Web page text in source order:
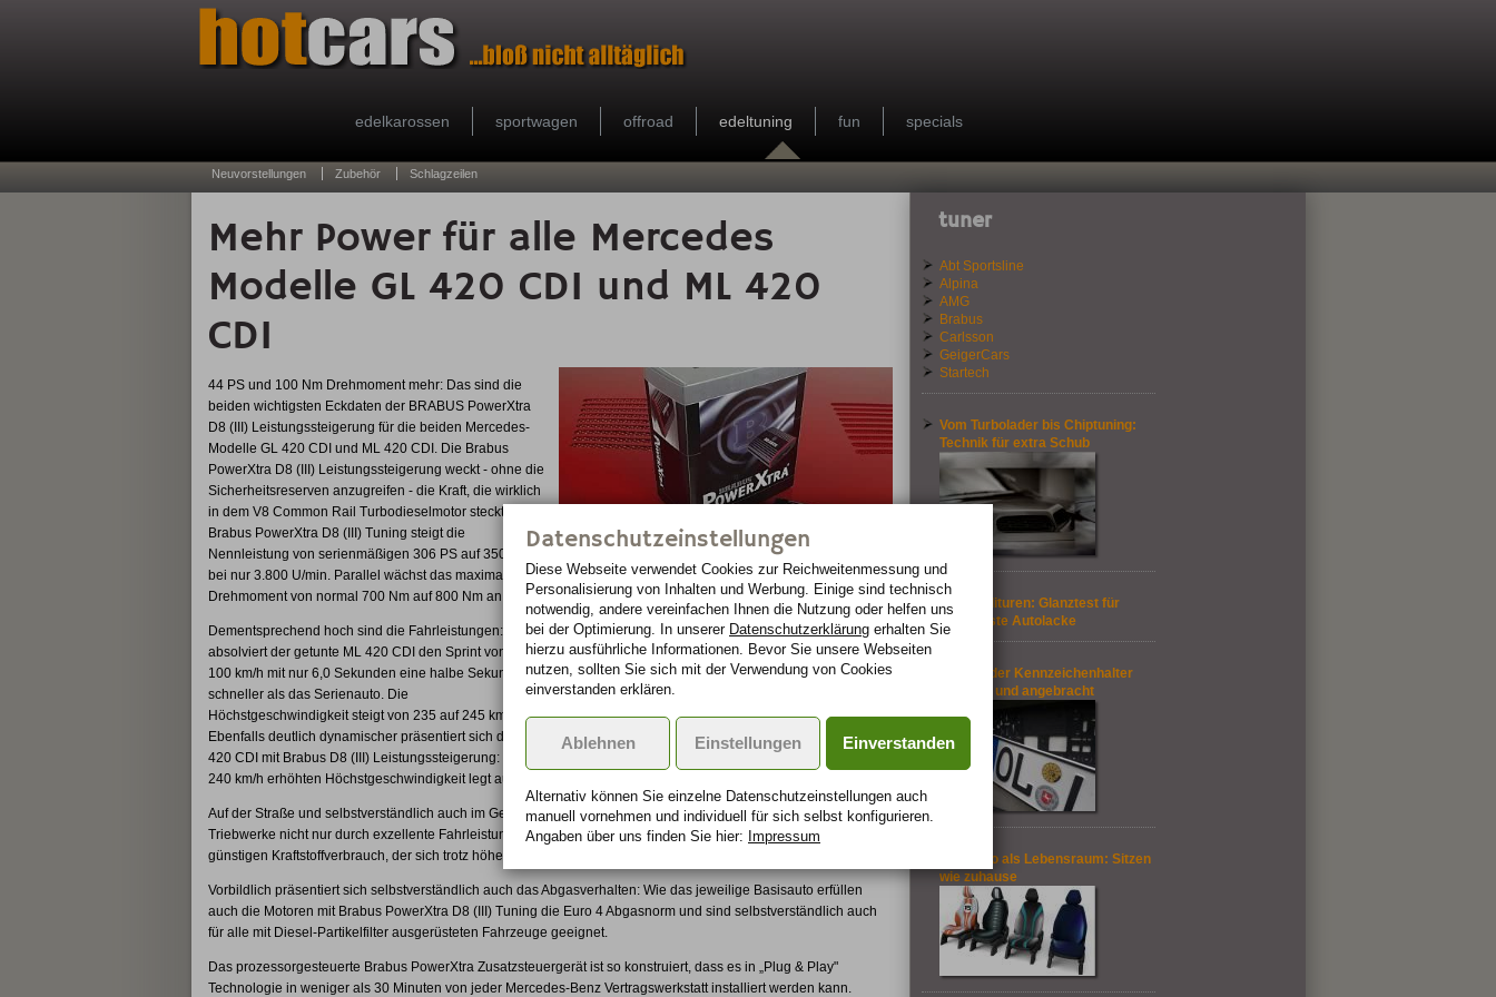
edelkarossen sportwagen offroad edeltuning fun specials
Neuvorstellungen Zubehör Schlagzeilen
Mehr Power für alle Mercedes
Modelle GL 420 CDI und ML 420
CDI
44 PS und 100 Nm Drehmoment mehr: Das sind die
beiden wichtigsten Eckdaten der BRABUS PowerXtra
D8 (III) Leistungssteigerung für die beiden Mercedes-
Modelle GL 420 CDI und ML 420 CDI. Die Brabus
PowerXtra D8 (III) Leistungssteigerung weckt - ohne die
Sicherheitsreserven anzugreifen - die Kraft, die wirklich
in dem V8 Common Rail Turbodieselmotor steckt. Mit
Brabus PowerXtra D8 (III) Tuning steigt die
Nennleistung von serienmäßigen 306 PS auf 350 PS
bei nur 3.800 U/min. Parallel wächst das maximale
Drehmoment von normal 700 Nm auf 800 Nm an.
Dementsprechend hoch sind die Fahrleistungen: So
absolviert der getunte ML 420 CDI den Sprint von 0 –
100 km/h mit nur 6,0 Sekunden eine halbe Sekunde
schneller als das Serienauto. Die
Höchstgeschwindigkeit steigt von 235 auf 245 km/h.
Ebenfalls deutlich dynamischer präsentiert sich der GL
420 CDI mit Brabus D8 (III) Leistungssteigerung: Mit 7,1 statt 7,6 Sekunden bis Tempo 100 und einer von 230 auf
240 km/h erhöhten Höchstgeschwindigkeit legt auch der große SUV deutlich zu.
Auf der Straße und selbstverständlich auch im Gelände überzeugen die von Brabus leistungsgesteigerten CDI
Triebwerke nicht nur durch exzellente Fahrleistungen, sondern vor allem durch hohe Durchzugswerte und einen
günstigen Kraftstoffverbrauch, der sich trotz höherer Leistungswerte auf Serienniveau befindet.
Vorbildlich präsentiert sich selbstverständlich auch das Abgasverhalten: Wie das jeweilige Basisauto erfüllen
auch die Motoren mit Brabus PowerXtra D8 (III) Tuning die Euro 4 Abgasnorm und sind selbstverständlich auch
für alle mit Diesel-Partikelfilter ausgerüsteten Fahrzeuge geeignet.
Das prozessorgesteuerte Brabus PowerXtra Zusatzsteuergerät ist so konstruiert, dass es in „Plug & Play"
Technologie in weniger als 30 Minuten von jeder Mercedes-Benz Vertragswerkstatt installiert werden kann.
tuner
Abt Sportsline
Alpina
AMG
Brabus
Carlsson
GeigerCars
Startech
Vom Turbolader bis Chiptuning:
Technik für extra Schub
Auto-Polituren: Glanztest für
gestresste Autolacke
So wird der Kennzeichenhalter
geöffnet und angebracht
Das Auto als Lebensraum: Sitzen
wie zuhause
Datenschutzeinstellungen
Diese Webseite verwendet Cookies zur Reichweiten­messung und
Personalisierung von Inhalten und Werbung. Einige sind technisch
notwendig, andere vereinfachen Ihnen die Nutzung oder helfen uns
bei der Optimierung. In unserer Datenschutzerklärung erhalten Sie
hierzu ausführliche Informationen. Bevor Sie unsere Webseiten
nutzen, sollten Sie sich mit der Verwendung von Cookies
einverstanden erklären.
Einverstanden
Ablehnen Einstellungen
Alternativ können Sie einzelne Datenschutz­ein­stellungen auch
manuell vor­nehmen und indivi­duell für sich selbst konfigurieren.
Angaben über uns finden Sie hier: Impressum